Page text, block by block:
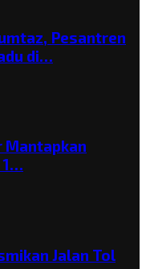
Pesantren
di…
Mantapkan
1…
Jalan Tol